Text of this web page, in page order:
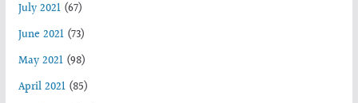
July 2021(67)
June 2021(73)
May 2021(98)
April 2021(85)